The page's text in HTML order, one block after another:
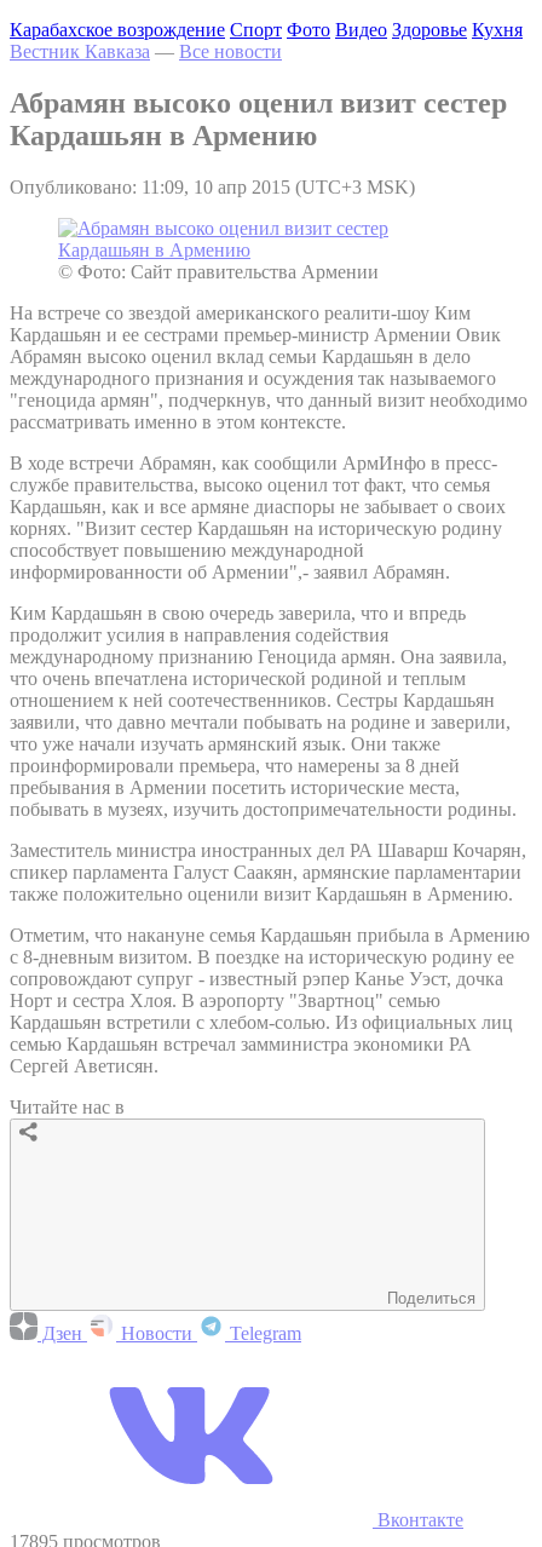
Карабахское возрождение Спорт Фото Видео Здоровье Кухня
Вестник Кавказа — Все новости
Абрамян высоко оценил визит сестер
Кардашьян в Армению
Опубликовано: 11:09, 10 апр 2015 (UTC+3 MSK)
© Фото: Сайт правительства Армении
На встрече со звездой американского реалити-шоу Ким
Кардашьян и ее сестрами премьер-министр Армении Овик
Абрамян высоко оценил вклад семьи Кардашьян в дело
международного признания и осуждения так называемого
"геноцида армян", подчеркнув, что данный визит необходимо
рассматривать именно в этом контексте.
В ходе встречи Абрамян, как сообщили АрмИнфо в пресс-
службе правительства, высоко оценил тот факт, что семья
Кардашьян, как и все армяне диаспоры не забывает о своих
корнях. "Визит сестер Кардашьян на историческую родину
способствует повышению международной
информированности об Армении",- заявил Абрамян.
Ким Кардашьян в свою очередь заверила, что и впредь
продолжит усилия в направления содействия
международному признанию Геноцида армян. Она заявила,
что очень впечатлена исторической родиной и теплым
отношением к ней соотечественников. Сестры Кардашьян
заявили, что давно мечтали побывать на родине и заверили,
что уже начали изучать армянский язык. Они также
проинформировали премьера, что намерены за 8 дней
пребывания в Армении посетить исторические места,
побывать в музеях, изучить достопримечательности родины.
Заместитель министра иностранных дел РА Шаварш Кочарян,
спикер парламента Галуст Саакян, армянские парламентарии
также положительно оценили визит Кардашьян в Армению.
Отметим, что накануне семья Кардашьян прибыла в Армению
с 8-дневным визитом. В поездке на историческую родину ее
сопровождают супруг - известный рэпер Канье Уэст, дочка
Норт и сестра Хлоя. В аэропорту "Звартноц" семью
Кардашьян встретили с хлебом-солью. Из официальных лиц
семью Кардашьян встречал замминистра экономики РА
Сергей Аветисян.
Читайте нас в
Поделиться
Дзен Новости Telegram
Вконтакте
17895 просмотров